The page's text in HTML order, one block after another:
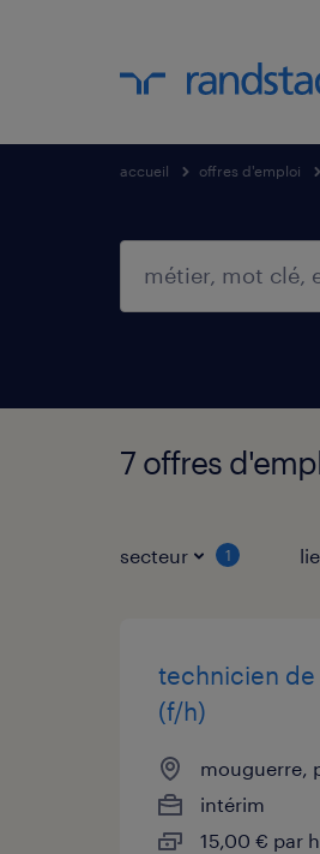
accueil offres d'emploi
7 offres
secteur 1
technicien
(f/h)
mouguerre,
intérim
15,00 € par